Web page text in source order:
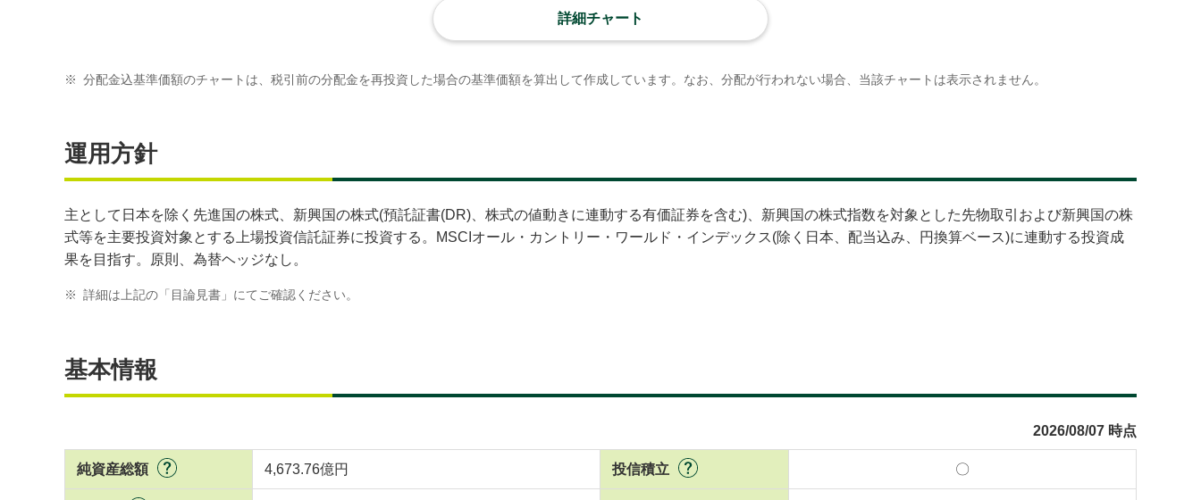
詳細チャート
※ 分配金込基準価額のチャートは、税引前の分配金を再投資した場合の基準価額を算出して作成しています。なお、分配が行われない場合、当該チャートは表示されません。
運用方針
主として日本を除く先進国の株式、新興国の株式(預託証書(DR)、株式の値動きに連動する有価証券を含む)、新興国の株式指数を対象とした先物取引および新興国の株
式等を主要投資対象とする上場投資信託証券に投資する。MSCIオール・カントリー・ワールド・インデックス(除く日本、配当込み、円換算ベース)に連動する投資成
果を目指す。原則、為替ヘッジなし。
※ 詳細は上記の「目論見書」にてご確認ください。
基本情報
2026/08/07 時点
純資産総額 4,673.76億円 投信積立 〇